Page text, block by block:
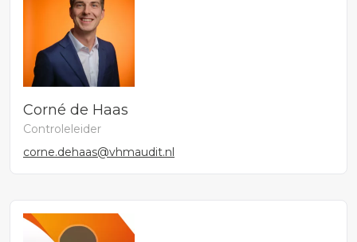
Corné de Haas
Controleleider
corne.dehaas@vhmaudit.nl